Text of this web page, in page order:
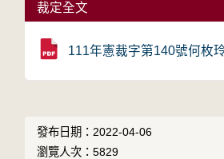
裁定全文
111年憲裁字第140號何枚
發布日期：2022-04-06
瀏覽人次：5829